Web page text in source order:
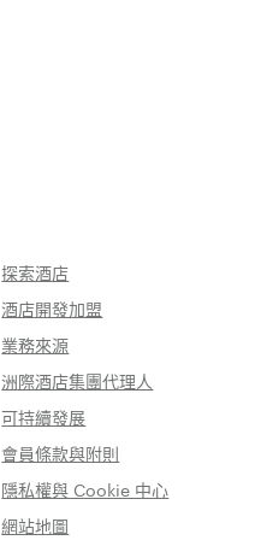
探索酒店
酒店開發加盟
業務來源
洲際酒店集團代理人
可持續發展
會員條款與附則
隱私權與 Cookie 中心
網站地圖